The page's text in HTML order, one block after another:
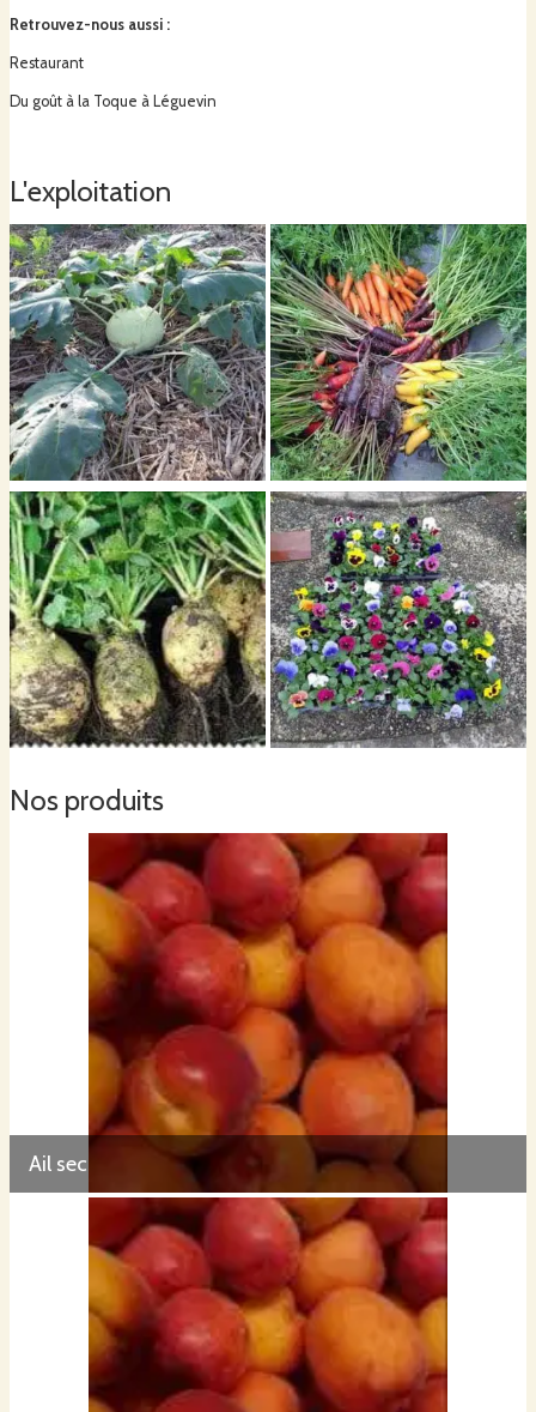
Retrouvez-nous aussi :
Restaurant
Du goût à la Toque à Léguevin
L'exploitation
Nos produits
Ail sec